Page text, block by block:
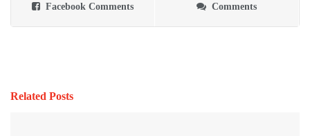
Facebook Comments Comments
Related Posts